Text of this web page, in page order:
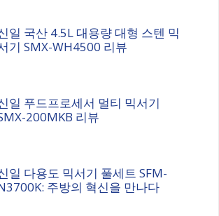
일 국산 4.5L 대용량 대형 스텐 믹
기 SMX-WH4500 리뷰
일 푸드프로세서 멀티 믹서기
200MKB 리뷰
일 다용도 믹서기 풀세트 SFM-
주방의 혁신을 만나다